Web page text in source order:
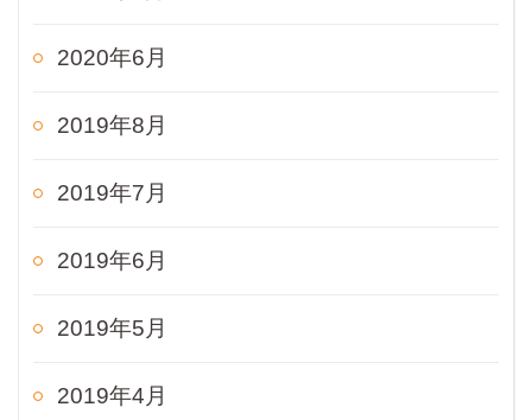
2020年6月
2019年8月
2019年7月
2019年6月
2019年5月
2019年4月